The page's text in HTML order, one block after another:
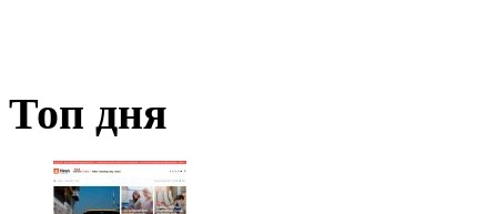
Топ дня